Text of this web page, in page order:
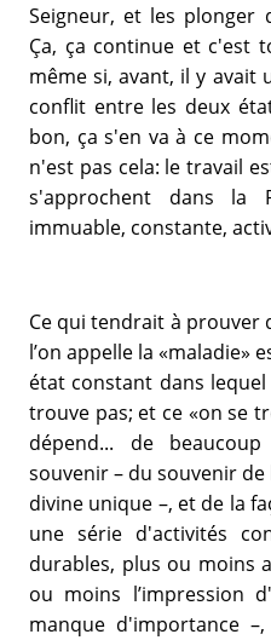
Seigneur, et les plonger
Ça, ça continue et c'est
même si, avant, il y avait
conflit entre les deux
bon, ça s'en va à ce
n'est pas cela: le travail
s'approchent dans la
immuable, constante,
Ce qui tendrait à prouver
l’on appelle la «maladie»
état constant dans
trouve pas; et ce «on se
dépend... de
souvenir – du souvenir de
divine unique –, et de la
une série d'activités
durables, plus ou moins
ou moins l’impression
manque d'importance